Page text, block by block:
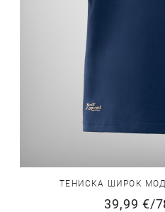
ТЕНИСКА ШИРОК
39,99 €/